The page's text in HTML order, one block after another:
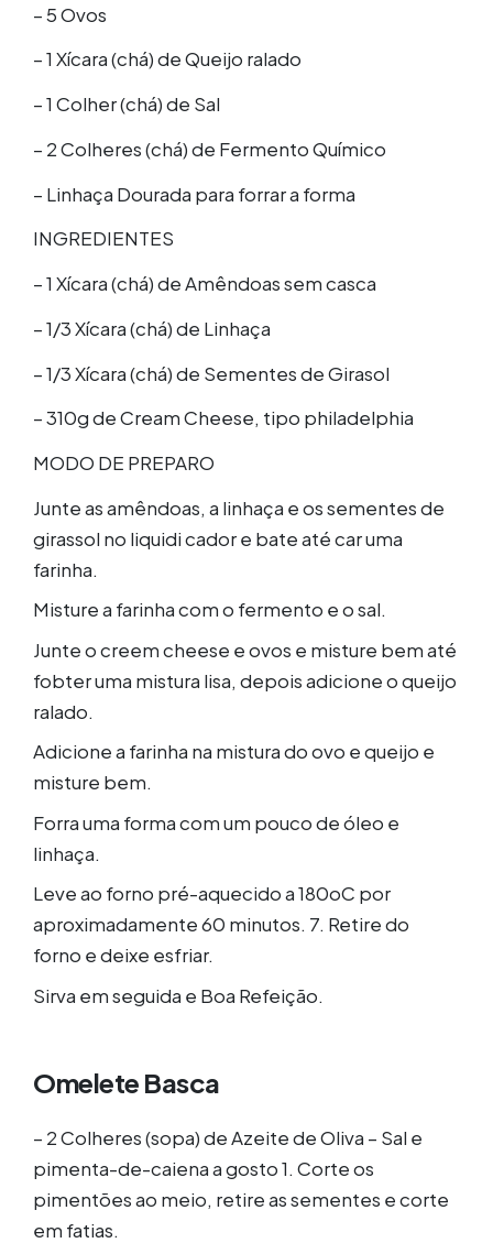
– 5 Ovos
– 1 Xícara (chá) de Queijo ralado
– 1 Colher (chá) de Sal
– 2 Colheres (chá) de Fermento Químico
– Linhaça Dourada para forrar a forma
INGREDIENTES
– 1 Xícara (chá) de Amêndoas sem casca
– 1/3 Xícara (chá) de Linhaça
– 1/3 Xícara (chá) de Sementes de Girasol
– 310g de Cream Cheese, tipo philadelphia
MODO DE PREPARO
Junte as amêndoas, a linhaça e os sementes de
girassol no liquidi cador e bate até car uma
farinha.
Misture a farinha com o fermento e o sal.
Junte o creem cheese e ovos e misture bem até
fobter uma mistura lisa, depois adicione o queijo
ralado.
Adicione a farinha na mistura do ovo e queijo e
misture bem.
Forra uma forma com um pouco de óleo e
linhaça.
Leve ao forno pré-aquecido a 180oC por
aproximadamente 60 minutos. 7. Retire do
forno e deixe esfriar.
Sirva em seguida e Boa Refeição.
Omelete Basca
– 2 Colheres (sopa) de Azeite de Oliva – Sal e
pimenta-de-caiena a gosto1. Corte os
pimentões ao meio, retire as sementes e corte
em fatias.